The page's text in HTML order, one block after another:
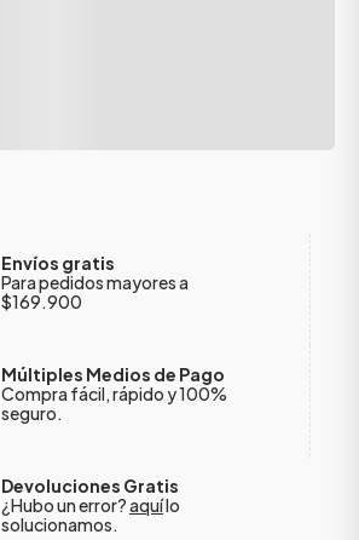
Envíos gratis
Para pedidos mayores a
$169.900
Múltiples Medios de Pago
Compra fácil, rápido y 100%
seguro.
Devoluciones Gratis
¿Hubo un error?aquílo
solucionamos.